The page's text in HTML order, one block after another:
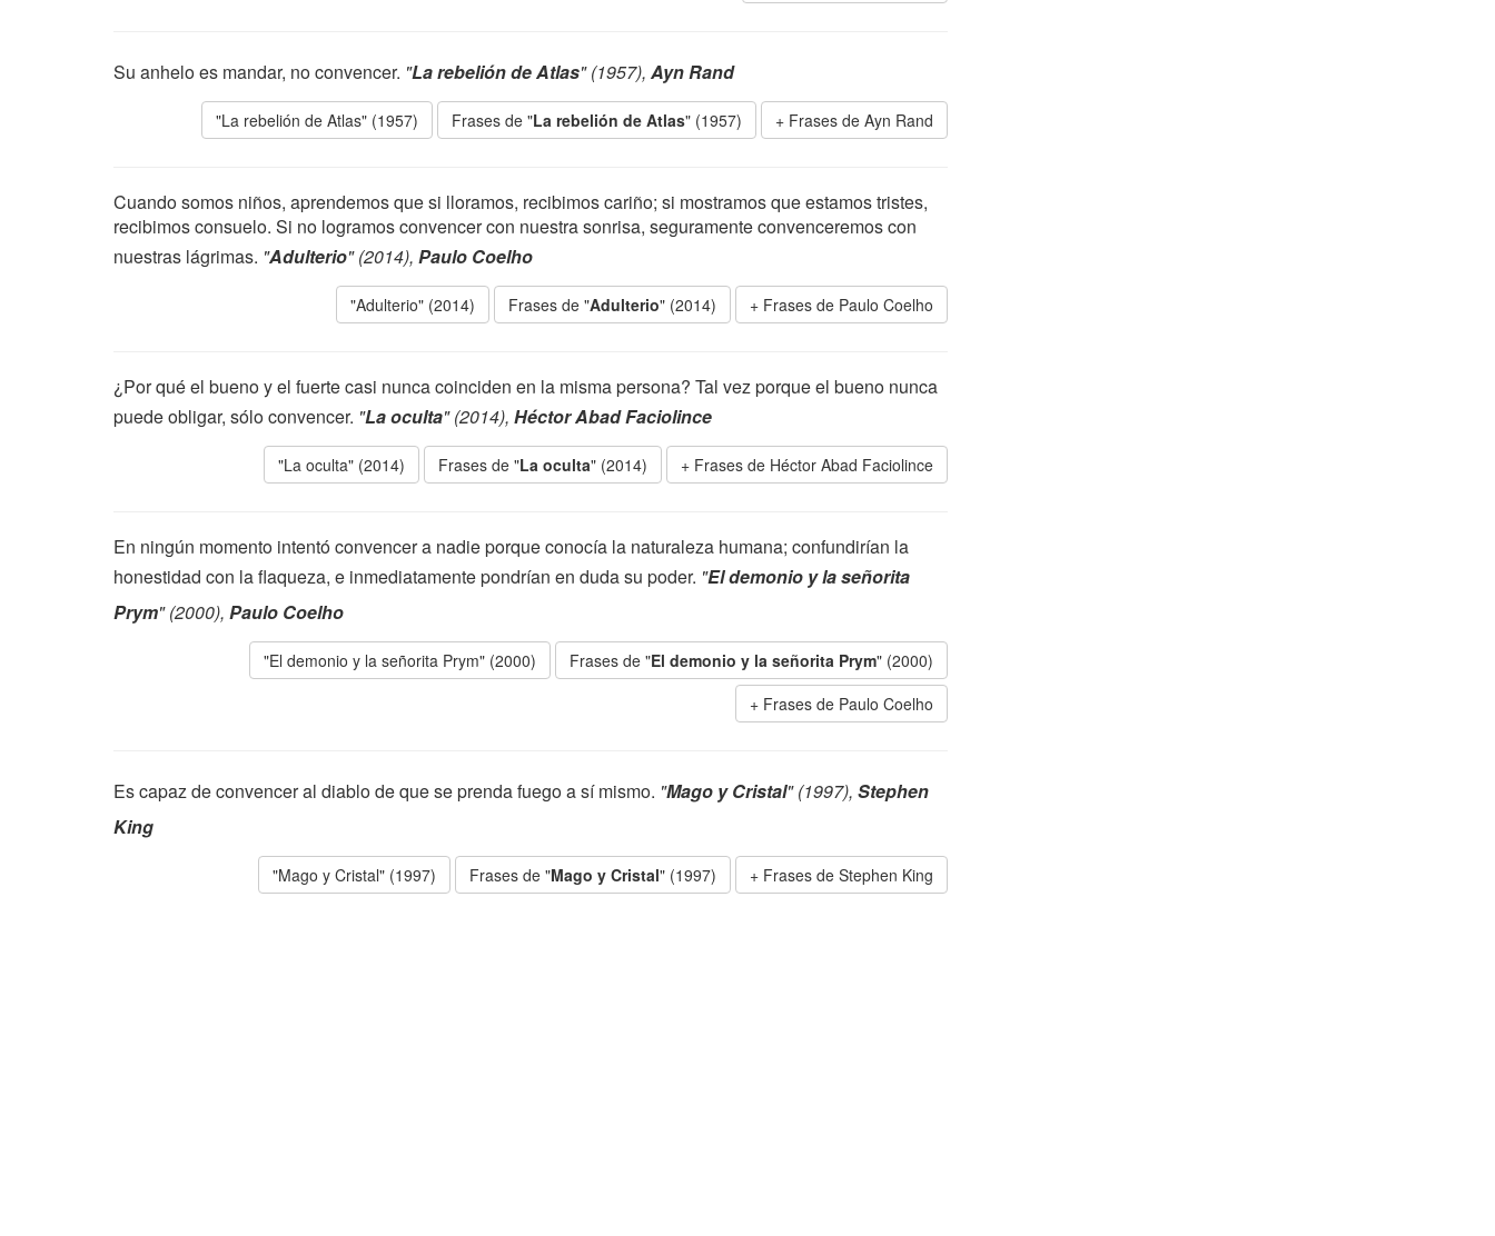
Su anhelo es mandar, no convencer. "La rebelión de Atlas" (1957), Ayn Rand
"La rebelión de Atlas" (1957) Frases de "La rebelión de Atlas" (1957) Frases de Ayn Rand
Cuando somos niños, aprendemos que si lloramos, recibimos cariño; si mostramos que estamos tristes,
recibimos consuelo. Si no logramos convencer con nuestra sonrisa, seguramente convenceremos con
nuestras lágrimas. "Adulterio" (2014), Paulo Coelho
"Adulterio" (2014) Frases de "Adulterio" (2014) Frases de Paulo Coelho
¿Por qué el bueno y el fuerte casi nunca coinciden en la misma persona? Tal vez porque el bueno nunca
puede obligar, sólo convencer. "La oculta" (2014), Héctor Abad Faciolince
"La oculta" (2014) Frases de "La oculta" (2014) Frases de Héctor Abad Faciolince
En ningún momento intentó convencer a nadie porque conocía la naturaleza humana; confundirían la
honestidad con la flaqueza, e inmediatamente pondrían en duda su poder. "El demonio y la señorita
Prym" (2000), Paulo Coelho
"El demonio y la señorita Prym" (2000) Frases de "El demonio y la señorita Prym" (2000)
Frases de Paulo Coelho
Es capaz de convencer al diablo de que se prenda fuego a sí mismo. "Mago y Cristal" (1997), Stephen
King
"Mago y Cristal" (1997) Frases de "Mago y Cristal" (1997) Frases de Stephen King